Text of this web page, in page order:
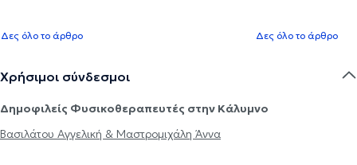
Δες όλο το άρθρο Δες όλο το άρθρο
Χρήσιμοι σύνδεσμοι
Δημοφιλείς Φυσικοθεραπευτές στην Κάλυμνο
Βασιλάτου Αγγελική & Μαστρομιχάλη Άννα